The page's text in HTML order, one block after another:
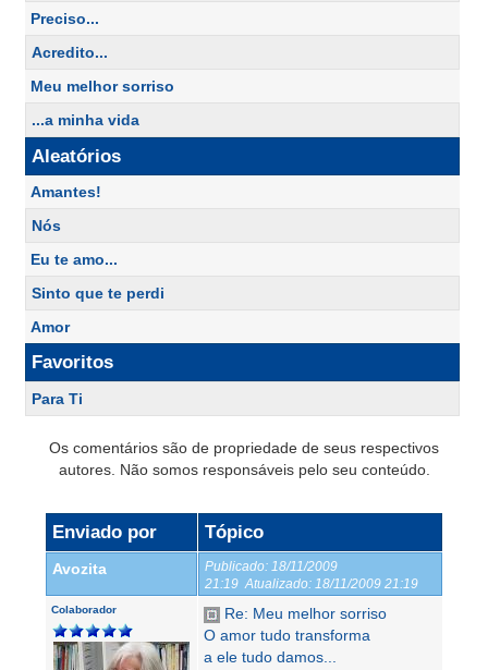
Preciso...
Acredito...
Meu melhor sorriso
...a minha vida
Aleatórios
Amantes!
Nós
Eu te amo...
Sinto que te perdi
Amor
Favoritos
Para Ti
Os comentários são de propriedade de seus respectivos
autores. Não somos responsáveis pelo seu conteúdo.
Enviado por Tópico
Avozita Publicado: 18/11/2009
21:19 Atualizado: 18/11/2009 21:19
Colaborador
Re: Meu melhor sorriso
O amor tudo transforma
a ele tudo damos...